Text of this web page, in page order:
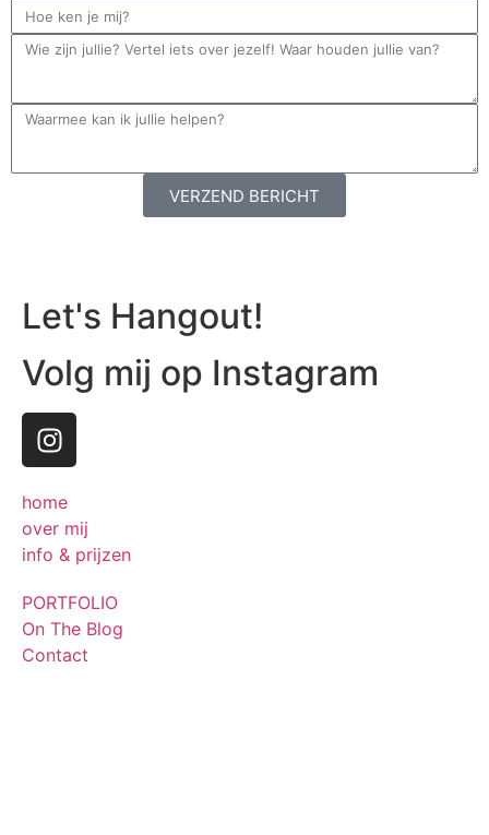
VERZEND BERICHT
Let's Hangout!
Volg mij op Instagram
home
over mij
info & prijzen
PORTFOLIO
On The Blog
Contact